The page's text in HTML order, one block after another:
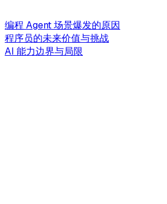
编程 Agent 场景爆发的原因
程序员的未来价值与挑战
AI 能力边界与局限